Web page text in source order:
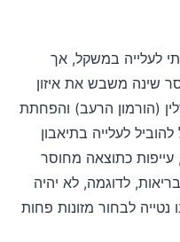
לעלייה במשקל, אך
שינה משבש את איזון
(הורמון הרעב) והפחתת
לעלייה בתיאבון
עייפות כתוצאה מחוסר
לדוגמה, לא יהיה
לבחור מזונות פחות